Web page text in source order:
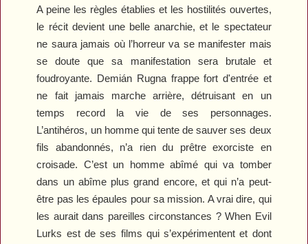
A peine les règles établies et les hostilités ouvertes,
le récit devient une belle anarchie, et le spectateur
ne saura jamais où l’horreur va se manifester mais
se doute que sa manifestation sera brutale et
foudroyante. Demián Rugna frappe fort d'entrée et
ne fait jamais marche arrière, détruisant en un
temps record la vie de ses personnages.
L’antihéros, un homme qui tente de sauver ses deux
fils abandonnés, n’a rien du prêtre exorciste en
croisade. C’est un homme abîmé qui va tomber
dans un abîme plus grand encore, et qui n’a peut-
être pas les épaules pour sa mission. A vrai dire, qui
les aurait dans pareilles circonstances ?When Evil
Lurks est de ses films qui s’expérimentent et dont